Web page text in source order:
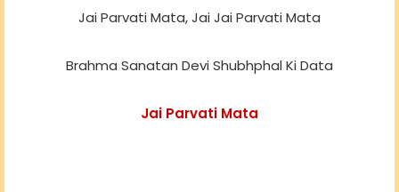
Jai Parvati Mata, Jai Jai Parvati Mata
Brahma Sanatan Devi Shubhphal Ki Data
Jai Parvati Mata